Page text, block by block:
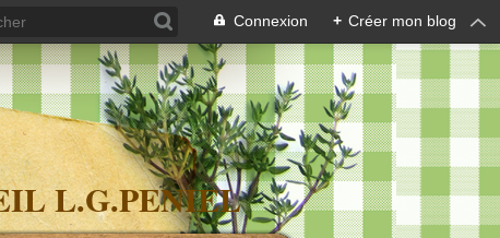
Connexion + Créer mon blog
L.G.PENIEL